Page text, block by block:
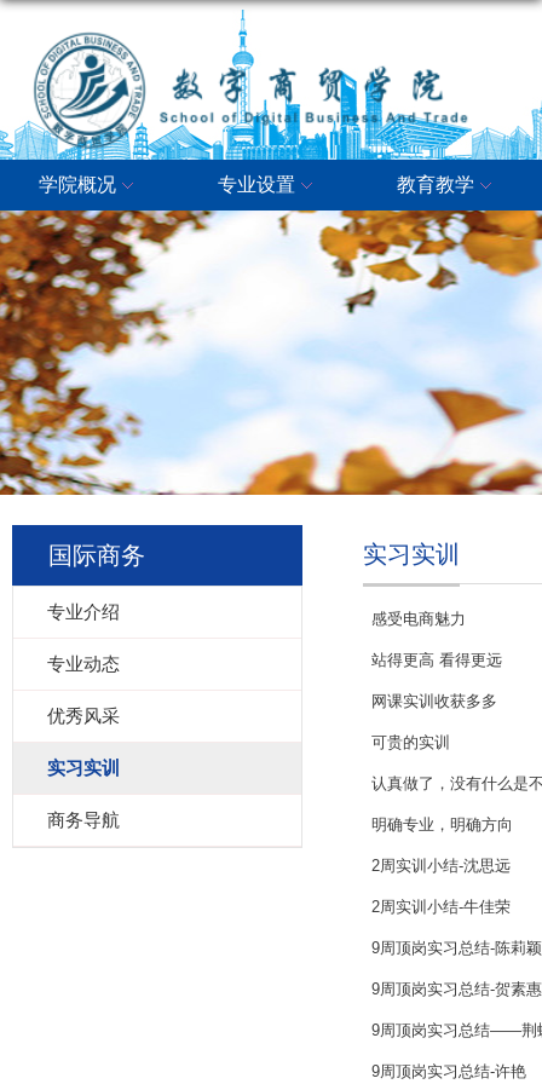
学院概况 专业设置 教育教学
国际商务
专业介绍
专业动态
优秀风采
实习实训
商务导航
实习实训
感受电商魅力
站得更高 看得更远
网课实训收获多多
可贵的实训
认真做了，没有什么是
明确专业，明确方向
2周实训小结-沈思远
2周实训小结-牛佳荣
9周顶岗实习总结-陈莉颖
9周顶岗实习总结-贺素惠
9周顶岗实习总结——荆
9周顶岗实习总结-许艳